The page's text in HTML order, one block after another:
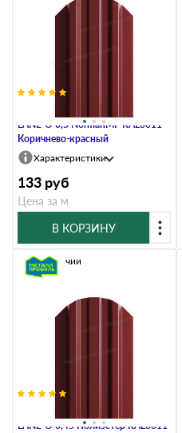
LАNE-O 0,5 NormanMP RAL3011
Коричнево-красный
Характеристики
133 руб
Цена за м
В КОРЗИНУ
LАNE-O 0,45 Полиэстер RAL3011
В наличии